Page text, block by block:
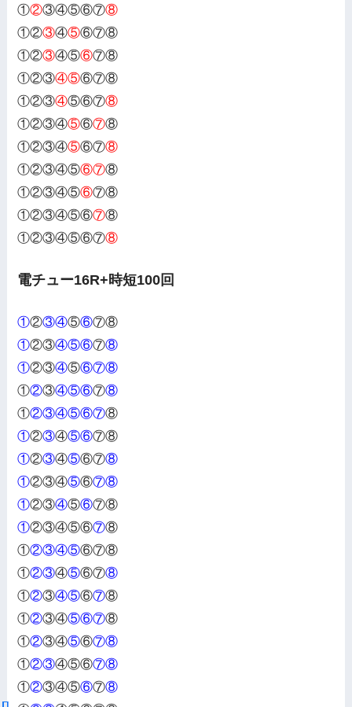
①②③④⑤⑥⑦⑧
①②③④⑤⑥⑦⑧
①②③④⑤⑥⑦⑧
①②③④⑤⑥⑦⑧
①②③④⑤⑥⑦⑧
①②③④⑤⑥⑦⑧
①②③④⑤⑥⑦⑧
①②③④⑤⑥⑦⑧
①②③④⑤⑥⑦⑧
①②③④⑤⑥⑦⑧
①②③④⑤⑥⑦⑧
電チュー16R+時短100回
①②③④⑤⑥⑦⑧
①②③④⑤⑥⑦⑧
①②③④⑤⑥⑦⑧
①②③④⑤⑥⑦⑧
①②③④⑤⑥⑦⑧
①②③④⑤⑥⑦⑧
①②③④⑤⑥⑦⑧
①②③④⑤⑥⑦⑧
①②③④⑤⑥⑦⑧
①②③④⑤⑥⑦⑧
①②③④⑤⑥⑦⑧
①②③④⑤⑥⑦⑧
①②③④⑤⑥⑦⑧
①②③④⑤⑥⑦⑧
①②③④⑤⑥⑦⑧
①②③④⑤⑥⑦⑧
①②③④⑤⑥⑦⑧